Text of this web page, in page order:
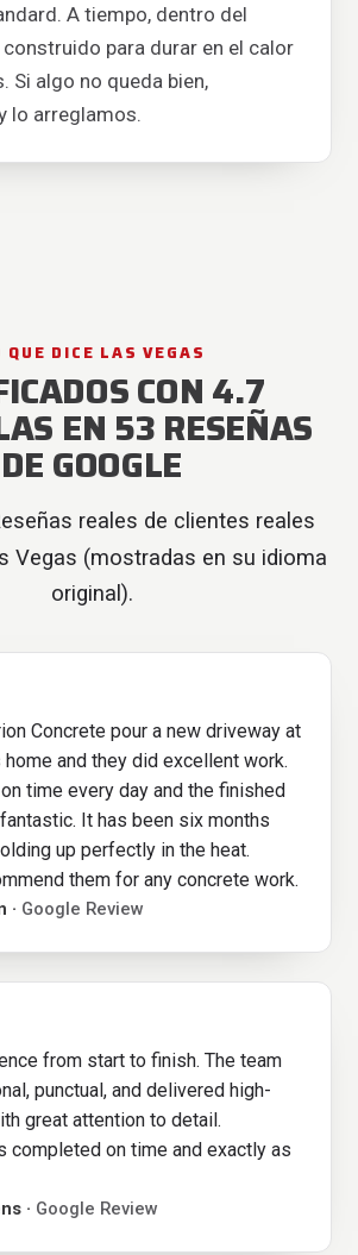
A tiempo, dentro del
para durar en el calor
Si algo no queda bien,
lo arreglamos.
QUE DICE LAS VEGAS
CON 4.7
EN 53 RESEÑAS
DE GOOGLE
reales de clientes reales
Vegas (mostradas en su idioma
original).
Concrete pour a new driveway at
and they did excellent work.
time every day and the finished
It has been six months
up perfectly in the heat.
them for any concrete work.
· Google Review
from start to finish. The team
punctual, and delivered high-
great attention to detail.
completed on time and exactly as
· Google Review